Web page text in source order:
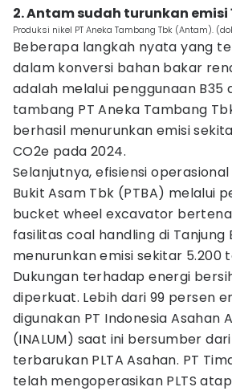
2. Antam sudah turunkan emisi
Produksi nikel PT Aneka Tambang Tbk (Antam).
Beberapa langkah nyata yang
dalam konversi bahan bakar
adalah melalui penggunaan B35
tambang PT Aneka Tambang
berhasil menurunkan emisi
CO2e pada 2024.
Selanjutnya, efisiensi operasional
Bukit Asam Tbk (PTBA) melalui
bucket wheel excavator
fasilitas coal handling di Tanjung
menurunkan emisi sekitar 5.200
Dukungan terhadap energi
diperkuat. Lebih dari 99 persen
digunakan PT Indonesia Asahan
(INALUM) saat ini bersumber
terbarukan PLTA Asahan. PT
telah mengoperasikan PLTS